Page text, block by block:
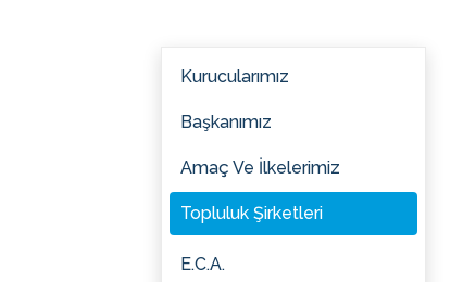
Kurucularımız
Başkanımız
Amaç Ve İlkelerimiz
Topluluk Şirketleri
E.C.A.